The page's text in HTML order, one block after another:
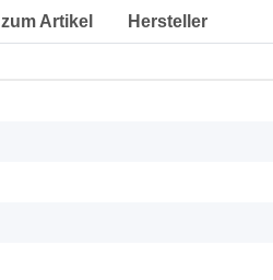
Artikel Hersteller